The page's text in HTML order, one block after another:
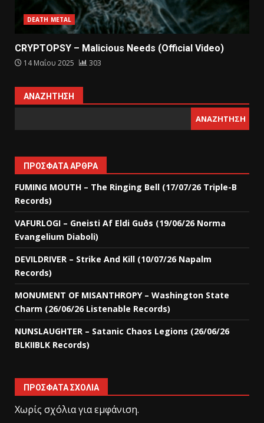
DEATH METAL
CRYPTOPSY – Malicious Needs (Official Video)
14 Μαΐου 2025 303
ΑΝΑΖΉΤΗΣΗ
ΑΝΑΖΉΤΗΣΗ
ΠΡΌΣΦΑΤΑ ΆΡΘΡΑ
FUMING MOUTH – The Ringing Bell (17/07/26 Triple-B
Records)
VAFURLOGI – Gneisti Af Eldi Guðs (19/06/26 Norma
Evangelium Diaboli)
DEVILDRIVER – Strike And Kill (10/07/26 Napalm
Records)
MONUMENT OF MISANTHROPY – Washington State
Charm (26/06/26 Listenable Records)
NUNSLAUGHTER – Satanic Chaos Legions (26/06/26
BLKIIBLK Records)
ΠΡΌΣΦΑΤΑ ΣΧΌΛΙΑ
Χωρίς σχόλια για εμφάνιση.